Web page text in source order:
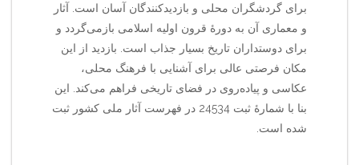
برای گردشگران محلی و بازدیدکنندگان آسان است. آثار
و معماری آن به دورهٔ قرون اولیه اسلامی بازمی‌گردد و
برای دوستداران تاریخ بسیار جذاب است. بازدید از این
مکان فرصتی عالی برای آشنایی با فرهنگ محلی،
عکاسی و پیاده‌روی در فضای تاریخی فراهم می‌کند. این
بنا با شمارهٔ ثبت 24534 در فهرست آثار ملی کشور ثبت
شده است.